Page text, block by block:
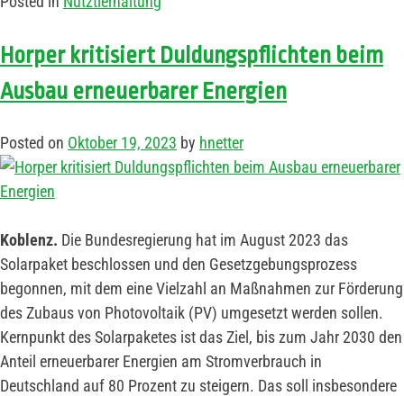
Horper kritisiert Duldungspflichten beim
Ausbau erneuerbarer Energien
Posted on Oktober 19, 2023 by hnetter
Koblenz. Die Bundesregierung hat im August 2023 das
Solarpaket beschlossen und den Gesetzgebungsprozess
begonnen, mit dem eine Vielzahl an Maßnahmen zur Förderung
des Zubaus von Photovoltaik (PV) umgesetzt werden sollen.
Kernpunkt des Solarpaketes ist das Ziel, bis zum Jahr 2030 den
Anteil erneuerbarer Energien am Stromverbrauch in
Deutschland auf 80 Prozent zu steigern. Das soll insbesondere